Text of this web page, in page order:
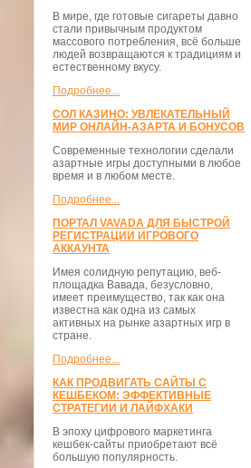
В мире, где готовые сигареты давно
стали привычным продуктом
массового потребления, всё больше
людей возвращаются к традициям и
естественному вкусу.
Подробнее...
СОЛ КАЗИНО: УВЛЕКАТЕЛЬНЫЙ
МИР ОНЛАЙН-АЗАРТА И БОНУСОВ
Современные технологии сделали
азартные игры доступными в любое
время и в любом месте.
Подробнее...
ПОРТАЛ VAVADA ДЛЯ БЫСТРОЙ
РЕГИСТРАЦИИ ИГРОВОГО
АККАУНТА
Имея солидную репутацию, веб-
площадка Вавада, безусловно,
имеет преимущество, так как она
известна как одна из самых
активных на рынке азартных игр в
стране.
Подробнее...
КАК ПРОДВИГАТЬ САЙТЫ С
КЕШБЕКОМ: ЭФФЕКТИВНЫЕ
СТРАТЕГИИ И ЛАЙФХАКИ
В эпоху цифрового маркетинга
кешбек-сайты приобретают всё
большую популярность.